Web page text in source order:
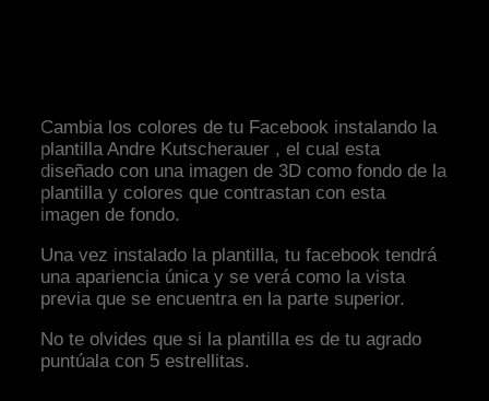
Cambia los colores de tu Facebook instalando la
plantilla Andre Kutscherauer , el cual esta
diseñado con una imagen de 3D como fondo de la
plantilla y colores que contrastan con esta
imagen de fondo.
Una vez instalado la plantilla, tu facebook tendrá
una apariencia única y se verá como la vista
previa que se encuentra en la parte superior.
No te olvides que si la plantilla es de tu agrado
puntúala con 5 estrellitas.